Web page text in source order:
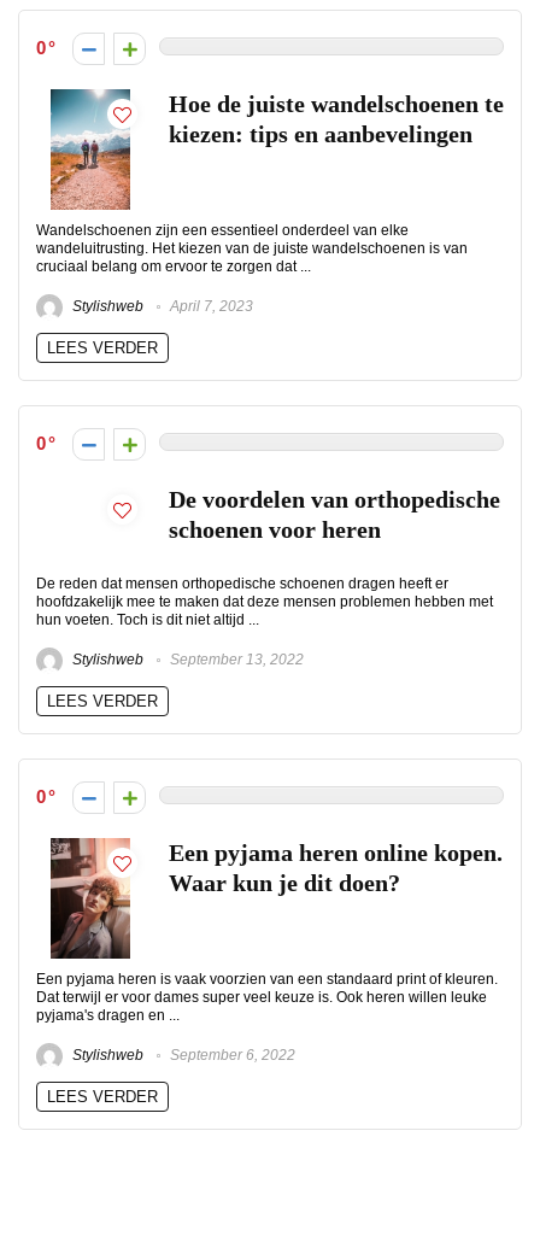
0
Hoe de juiste wandelschoenen te
kiezen: tips en aanbevelingen
Wandelschoenen zijn een essentieel onderdeel van elke
wandeluitrusting. Het kiezen van de juiste wandelschoenen is van
cruciaal belang om ervoor te zorgen dat ...
Stylishweb April 7, 2023
LEES VERDER
0
De voordelen van orthopedische
schoenen voor heren
De reden dat mensen orthopedische schoenen dragen heeft er
hoofdzakelijk mee te maken dat deze mensen problemen hebben met
hun voeten. Toch is dit niet altijd ...
Stylishweb September 13, 2022
LEES VERDER
0
Een pyjama heren online kopen.
Waar kun je dit doen?
Een pyjama heren is vaak voorzien van een standaard print of kleuren.
Dat terwijl er voor dames super veel keuze is. Ook heren willen leuke
pyjama's dragen en ...
Stylishweb September 6, 2022
LEES VERDER